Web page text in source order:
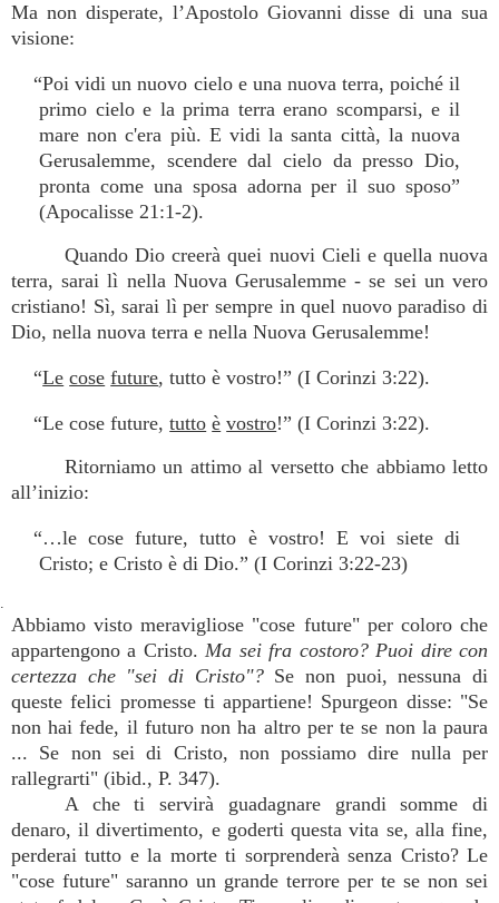
Ma non disperate, l’Apostolo Giovanni disse di una sua
visione:
“Poi vidi un nuovo cielo e una nuova terra, poiché il
primo cielo e la prima terra erano scomparsi, e il
mare non c'era più. E vidi la santa città, la nuova
Gerusalemme, scendere dal cielo da presso Dio,
pronta come una sposa adorna per il suo sposo”
(Apocalisse 21:1-2).
Quando Dio creerà quei nuovi Cieli e quella nuova
terra, sarai lì nella Nuova Gerusalemme - se sei un vero
cristiano! Sì, sarai lì per sempre in quel nuovo paradiso di
Dio, nella nuova terra e nella Nuova Gerusalemme!
“Le cose future, tutto è vostro!” (I Corinzi 3:22).
“Le cose future,tutto è vostro!” (I Corinzi 3:22).
Ritorniamo un attimo al versetto che abbiamo letto
all’inizio:
“…le cose future, tutto è vostro! E voi siete di
Cristo; e Cristo è di Dio.” (I Corinzi 3:22-23)
.
Abbiamo visto meravigliose "cose future" per coloro che
appartengono a Cristo.Ma sei fra costoro? Puoi dire con
certezza che "sei di Cristo"?Se non puoi, nessuna di
queste felici promesse ti appartiene! Spurgeon disse: "Se
non hai fede, il futuro non ha altro per te se non la paura
... Se non sei di Cristo, non possiamo dire nulla per
rallegrarti" (ibid., P. 347).
A che ti servirà guadagnare grandi somme di
denaro, il divertimento, e goderti questa vita se, alla fine,
perderai tutto e la morte ti sorprenderà senza Cristo? Le
"cose future" saranno un grande terrore per te se non sei